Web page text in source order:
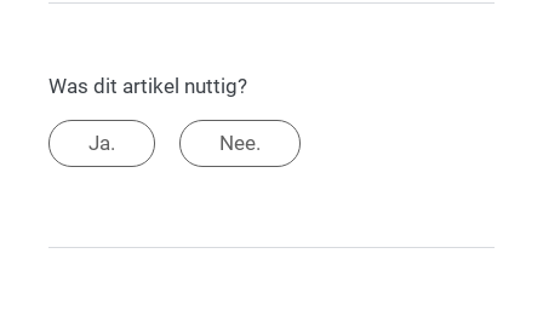
Was dit artikel nuttig?
Ja. Nee.